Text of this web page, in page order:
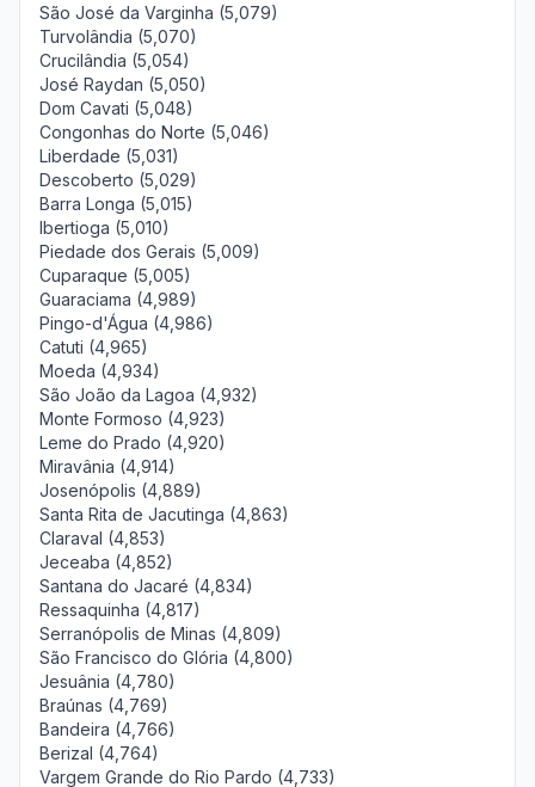
São José da Varginha (5,079)
Turvolândia (5,070)
Crucilândia (5,054)
José Raydan (5,050)
Dom Cavati (5,048)
Congonhas do Norte (5,046)
Liberdade (5,031)
Descoberto (5,029)
Barra Longa (5,015)
Ibertioga (5,010)
Piedade dos Gerais (5,009)
Cuparaque (5,005)
Guaraciama (4,989)
Pingo-d'Água (4,986)
Catuti (4,965)
Moeda (4,934)
São João da Lagoa (4,932)
Monte Formoso (4,923)
Leme do Prado (4,920)
Miravânia (4,914)
Josenópolis (4,889)
Santa Rita de Jacutinga (4,863)
Claraval (4,853)
Jeceaba (4,852)
Santana do Jacaré (4,834)
Ressaquinha (4,817)
Serranópolis de Minas (4,809)
São Francisco do Glória (4,800)
Jesuânia (4,780)
Braúnas (4,769)
Bandeira (4,766)
Berizal (4,764)
Vargem Grande do Rio Pardo (4,733)